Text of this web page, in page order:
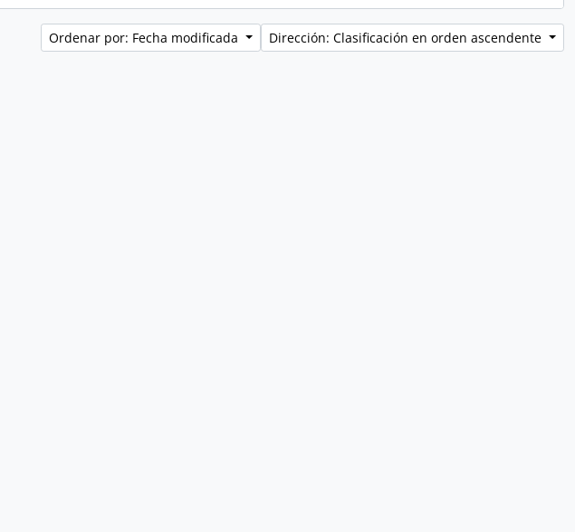
Ordenar por: Fecha modificada Dirección: Clasificación en orden ascendente